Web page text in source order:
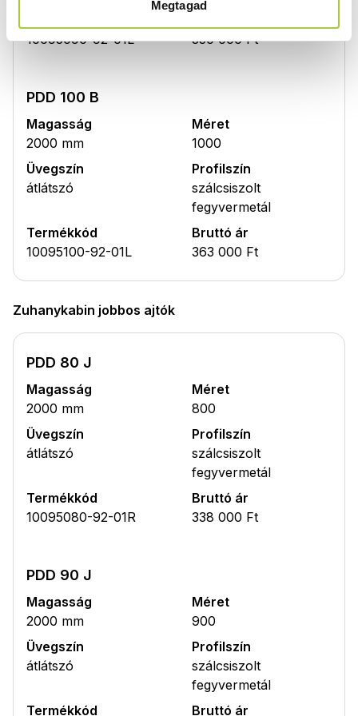
Megtagad
10095090-92-01L
350 000 Ft
PDD 100 B
Magasság
2000 mm
Méret
1000
Üvegszín
átlátszó
Profilszín
szálcsiszolt
fegyvermetál
Termékkód
10095100-92-01L
Bruttó ár
363 000 Ft
Zuhanykabin jobbos ajtók
PDD 80 J
Magasság
2000 mm
Méret
800
Üvegszín
átlátszó
Profilszín
szálcsiszolt
fegyvermetál
Termékkód
10095080-92-01R
Bruttó ár
338 000 Ft
PDD 90 J
Magasság
2000 mm
Méret
900
Üvegszín
átlátszó
Profilszín
szálcsiszolt
fegyvermetál
Termékkód
Bruttó ár